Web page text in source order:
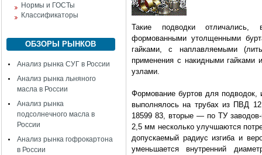
Нормы и ГОСТы
Классификаторы
ОБЗОРЫ РЫНКОВ
Анализ рынка СУГ в России
Анализ рынка льняного
масла в России
Анализ рынка
подсолнечного масла в
России
Анализ рынка гофрокартона
в России
Такие подводки отличались,
формованными утолщенными
гайками, с наплавляемыми
применения с накидными
узлами.
Формование буртов для подводок,
выполнялось на трубах из ПВД
18599 83, вторые — по ТУ
2,5 мм несколько улучшаются
допускаемый радиус изгиба и
уменьшается внутренний